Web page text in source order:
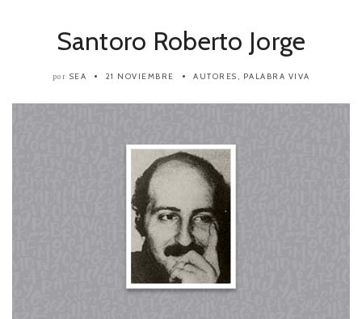
Santoro Roberto Jorge
por SEA 21 NOVIEMBRE AUTORES , PALABRA VIVA